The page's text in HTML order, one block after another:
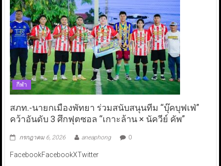
กีฬา
สภท.-นายกเมืองพัทยา ร่วมสนับสนุนทีม “บุ๊คบุฟเฟ่”
คว้าอันดับ 3 ศึกฟุตซอล “เกาะล้าน × นัควีย์ คัพ”
กรกฎาคม 6, 2026 aneaphong 0
FacebookFacebookXTwitter